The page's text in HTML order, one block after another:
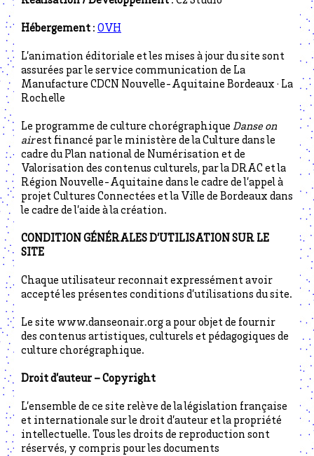
Hébergement : OVH
L’animation éditoriale et les mises à jour du site sont
assurées par le service communication de La
Manufacture CDCN Nouvelle-Aquitaine Bordeaux · La
Rochelle
Le programme de culture chorégraphique Danse on
airest financé par le ministère de la Culture dans le
cadre du Plan national de Numérisation et de
Valorisation des contenus culturels, par la DRAC et la
Région Nouvelle-Aquitaine dans le cadre de l’appel à
projet Cultures Connectées et la Ville de Bordeaux dans
le cadre de l’aide à la création.
CONDITION GÉNÉRALES D’UTILISATION SUR LE
SITE
Chaque utilisateur reconnait expressément avoir
accepté les présentes conditions d’utilisations du site.
Le site www.danseonair.org a pour objet de fournir
des contenus artistiques, culturels et pédagogiques de
culture chorégraphique.
Droit d’auteur – Copyright
L’ensemble de ce site relève de la législation française
et internationale sur le droit d’auteur et la propriété
intellectuelle. Tous les droits de reproduction sont
réservés, y compris pour les documents